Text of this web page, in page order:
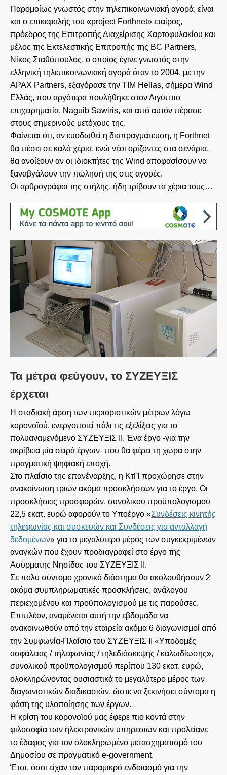
Παρομοίως γνωστός στην τηλεπικοινωνιακή αγορά, είναι
και ο επικεφαλής του «project Forthnet» εταίρος,
πρόεδρος της Επιτροπής Διαχείρισης Χαρτοφυλακίου και
μέλος της Εκτελεστικής Επιτροπής της BC Partners,
Νίκος Σταθόπουλος, o οποίος έγινε γνωστός στην
ελληνική τηλεπικοινωνιακή αγορά όταν το 2004, με την
APAX Partners, εξαγόρασε την ΤΙM Hellas, σήμερα Wind
Ελλάς, που αργότερα πουλήθηκε στον Αιγύπτιο
επιχειρηματία, Naguib Sawiris, και από αυτόν πέρασε
στους σημερινούς μετόχους της.
Φαίνεται ότι, αν ευοδωθεί η διαπραγμάτευση, η Forthnet
θα πέσει σε καλά χέρια, ενώ νέοι ορίζοντες στα σενάρια,
θα ανοίξουν αν οι ιδιοκτήτες της Wind αποφασίσουν να
ξαναβγάλουν την πώλησή της στις αγορές.
Οι αρθρογράφοι της στήλης, ήδη τρίβουν τα χέρια τους…
Τα μέτρα φεύγουν, το ΣΥΖΕΥΞΙΣ
έρχεται
Η σταδιακή άρση των περιοριστικών μέτρων λόγω
κορονοϊού, ενεργοποιεί πάλι τις εξελίξεις για το
πολυαναμενόμενο ΣΥΖΕΥΞΙΣ ΙΙ. Ένα έργο -για την
ακρίβεια μία σειρά έργων- που θα φέρει τη χώρα στην
πραγματική ψηφιακή εποχή.
Στο πλαίσιο της επανέναρξης, η ΚτΠ προχώρησε στην
ανακοίνωση τριών ακόμα προσκλήσεων για το έργο. Οι
προσκλήσεις προσφορών, συνολικού προϋπολογισμού
22,5 εκατ. ευρώ αφορούν το Υποέργο «Συνδέσεις κινητής
τηλεφωνίας και συσκευών και Συνδέσεις για ανταλλαγή
δεδομένων» για το μεγαλύτερο μέρος των συγκεκριμένων
αναγκών που έχουν προδιαγραφεί στο έργο της
Ασύρματης Νησίδας του ΣΥΖΕΥΞΙΣ ΙΙ.
Σε πολύ σύντομο χρονικό διάστημα θα ακολουθήσουν 2
ακόμα συμπληρωματικές προσκλήσεις, ανάλογου
περιεχομένου και προϋπολογισμού με τις παρούσες.
Επιπλέον, αναμένεται αυτή την εβδομάδα να
ανακοινωθούν από την εταιρεία ακόμα 6 διαγωνισμοί από
την Συμφωνία-Πλαίσιο του ΣΥΖΕΥΞΙΣ ΙΙ «Υποδομές
ασφάλειας / τηλεφωνίας / τηλεδιάσκεψης / καλωδίωσης»,
συνολικού προϋπολογισμού περίπου 130 εκατ. ευρώ,
ολοκληρώνοντας ουσιαστικά το μεγαλύτερο μέρος των
διαγωνιστικών διαδικασιών, ώστε να ξεκινήσει σύντομα η
φάση της υλοποίησης των έργων.
Η κρίση του κορονοϊού μας έφερε πιο κοντά στην
φιλοσοφία των ηλεκτρονικών υπηρεσιών και προλείανε
το έδαφος για τον ολοκληρωμένο μετασχηματισμό του
Δημοσίου σε πραγματικό e-government.
Έτσι, όσοι είχαν τον παραμικρό ενδοιασμό για την